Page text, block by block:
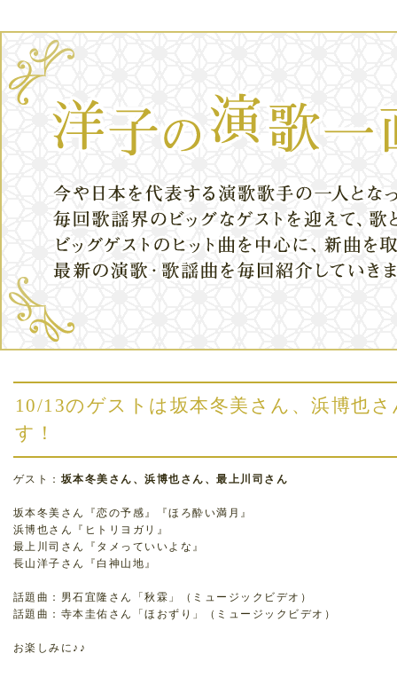
10/13のゲストは坂本冬美さん、浜博也
す！
ゲスト： 坂本冬美さん、浜博也さん、最上川司さん
坂本冬美さん『恋の予感』『ほろ酔い満月』
浜博也さん『ヒトリヨガリ』
最上川司さん『タメっていいよな』
長山洋子さん『白神山地』
話題曲：男石宜隆さん「秋霖」（ミュージックビデオ）
話題曲：寺本圭佑さん「ほおずり」（ミュージックビデオ）
お楽しみに♪♪